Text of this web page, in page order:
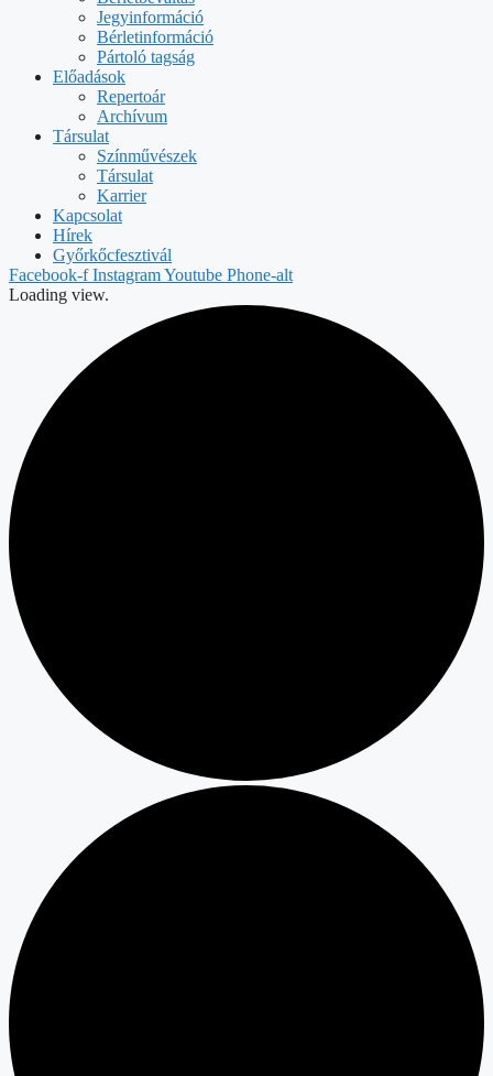
Jegyinformáció
Bérletinformáció
Pártoló tagság
Előadások
Repertoár
Archívum
Társulat
Színművészek
Társulat
Karrier
Kapcsolat
Hírek
Győrkőcfesztivál
Facebook-f InstagramYoutube Phone-alt
Loading view.